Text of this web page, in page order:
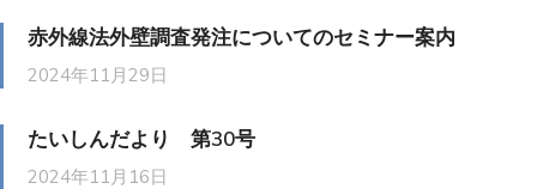
赤外線法外壁調査発注についてのセミナー案内
2024年11月29日
たいしんだより 第30号
2024年11月16日